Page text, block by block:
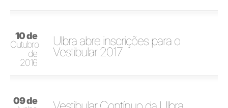
10 de
Outubro
de
2016
Ulbra abre inscrições para o
Vestibular 2017
09 de